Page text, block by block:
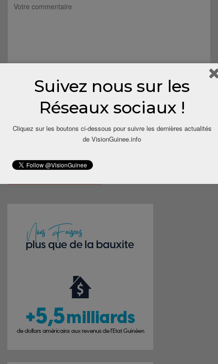
Suivez nous sur les
Réseaux sociaux !
Cliquez sur les boutons ci-dessous pour suivre les dernières actualités
de VisionGuinee.info